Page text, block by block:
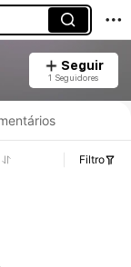
Seguir
1 Seguidores
e Detalhes de Stock.
Filtro